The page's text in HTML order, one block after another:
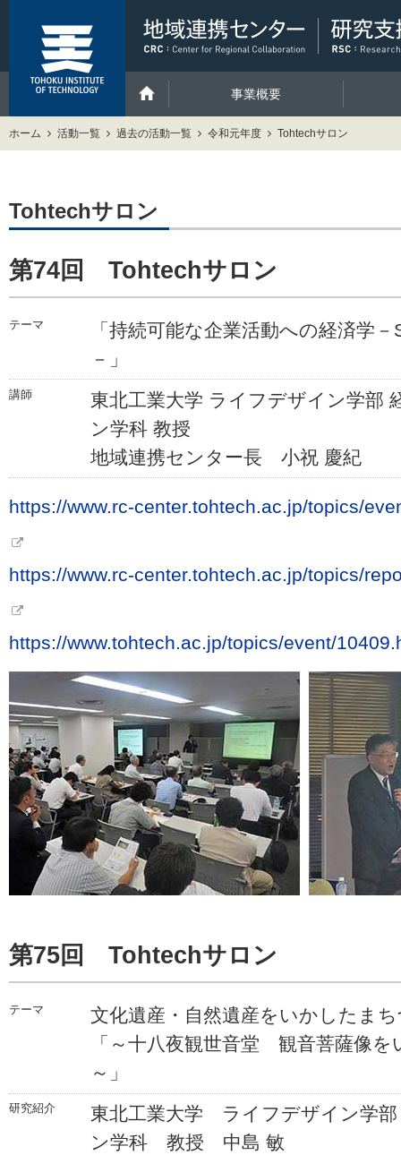
事業概要
ホーム 活動一覧 過去の活動一覧 令和元年度 Tohtechサロン
Tohtechサロン
第74回 Tohtechサロン
テーマ
「持続可能な企業活動への経済学
－」
講師
東北工業大学 ライフデザイン学部
ン学科 教授
地域連携センター長 小祝 慶紀
https://www.rc-center.tohtech.ac.jp/topics/
https://www.rc-center.tohtech.ac.jp/topics/
https://www.tohtech.ac.jp/topics/event/
第75回 Tohtechサロン
テーマ
文化遺産・自然遺産をいかしたま
「～十八夜観世音堂 観音菩薩像
～」
研究紹介
東北工業大学 ライフデザイン学
ン学科 教授 中島 敏